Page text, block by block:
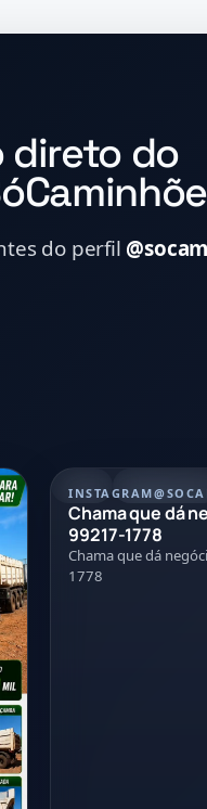
direto do
do perfil
POST 21/07/2026
INSTAGRAM
Chama que dá
99217-1778
Chama que dá
1778